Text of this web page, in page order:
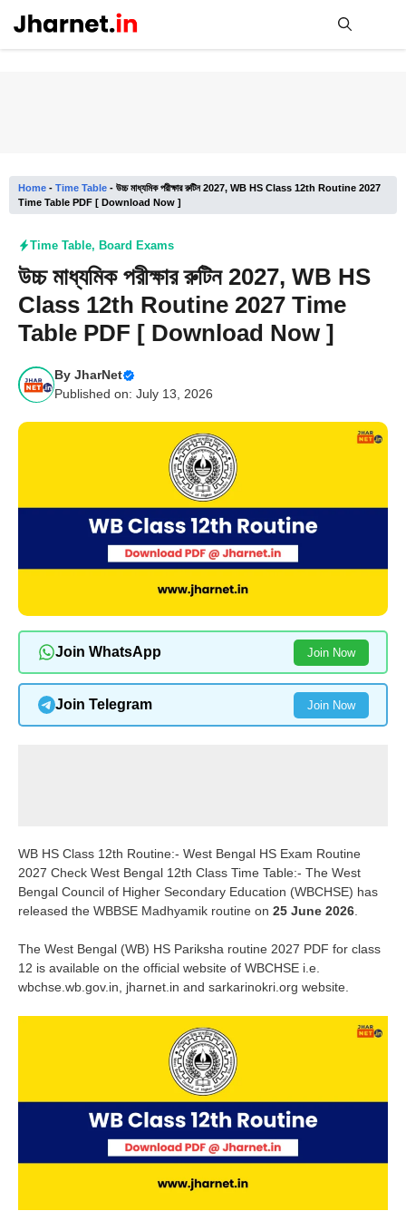
content
Home - Time Table - উচ্চ মাধ্যমিক পরীক্ষার রুটিন 2027, WB HS Class 12th Routine 2027
Time Table PDF [ Download Now ]
Time Table, Board Exams
উচ্চ মাধ্যমিক পরীক্ষার রুটিন 2027, WB HS
Class 12th Routine 2027 Time
Table PDF [ Download Now ]
By JharNet
Published on: July 13, 2026
Join WhatsApp Join Now
Join Telegram Join Now
WB HS Class 12th Routine:- West Bengal HS Exam Routine
2027 Check West Bengal 12th Class Time Table:- The West
Bengal Council of Higher Secondary Education (WBCHSE) has
released the WBBSE Madhyamik routine on 25 June 2026
The West Bengal (WB) HS Pariksha routine 2027 PDF for class
12 is available on the official website of WBCHSE i.e.
wbchse.wb.gov.in, jharnet.in and sarkarinokri.org website.